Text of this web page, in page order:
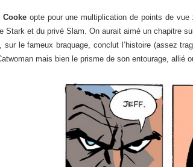
Cookeopte pour une multiplication de points de
Stark et du privé Slam. On aurait aimé un chapitre
sur le fameux braquage, conclut l’histoire (assez
mais bien le prisme de son entourage, allié